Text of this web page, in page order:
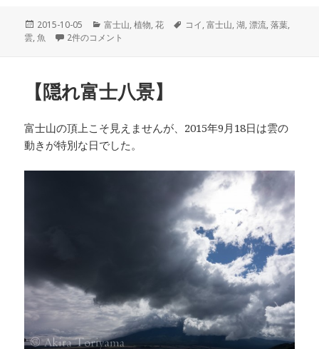
投
稿
2015-10-05
カ
テ
富士山,植物,花
タ
コイ,富士山,湖,漂流,落葉,
雲,魚 【濡れ落葉の面白さ】 への
2件のコメント
【隠れ富士八景】
富士山の頂上こそ見えませんが、2015年9月18日は雲の
動きが特別な日でした。